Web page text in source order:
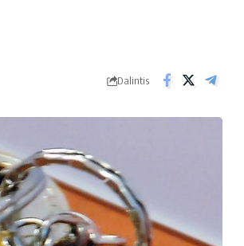
Dalintis